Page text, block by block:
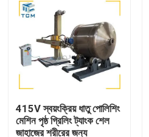
পণ্য
আমাদের সম্বন্ধে
কারখানা পরিদর্শন
গুণমান নিয়ন্ত্রণ
415V স্বয়ংক্রিয় ধাতু পোলিশিং
মেশিন পৃষ্ঠ গ্রিলিং ট্যাংক শেল
জাহাজের শরীরের জন্য